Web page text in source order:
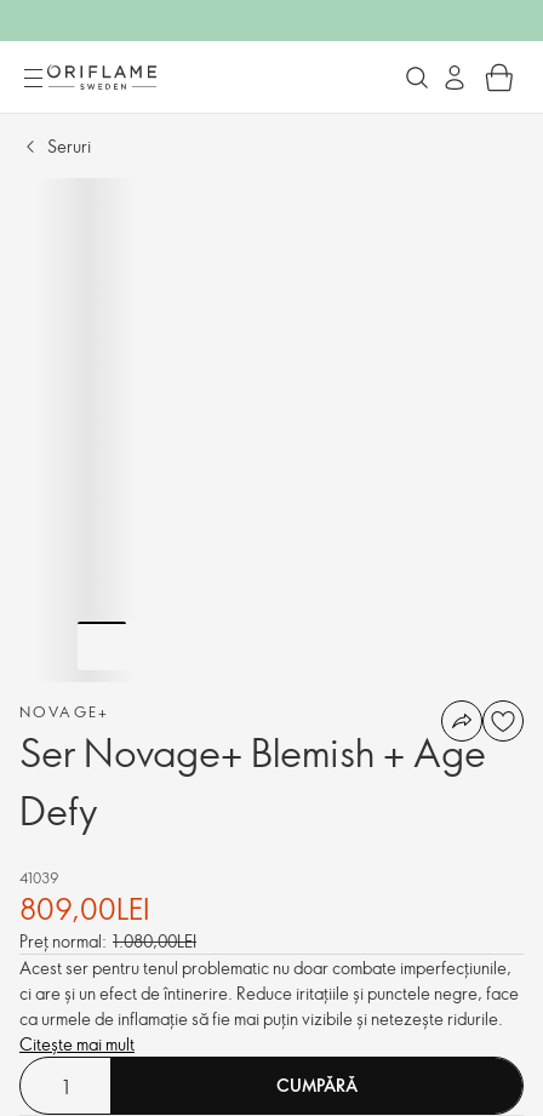
Seruri
NOVAGE+
Ser Novage+ Blemish + Age
Defy
41039
809,00LEI
Preț normal: 1.080,00LEI
Acest ser pentru tenul problematic nu doar combate imperfecțiunile,
ci are și un efect de întinerire. Reduce iritațiile și punctele negre, face
ca urmele de inflamație să fie mai puțin vizibile și netezește ridurile.
Citește mai mult
CUMPĂRĂ